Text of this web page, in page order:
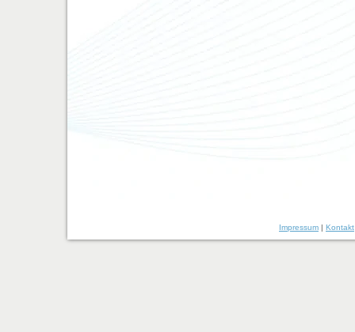
Impressum | Kontakt